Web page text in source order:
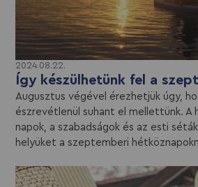
2024.08.22.
Így készülhetünk fel a
Augusztus végével érezhetjük úgy,
észrevétlenül suhant el mellettünk.
napok, a szabadságok és az esti
helyüket a szeptemberi